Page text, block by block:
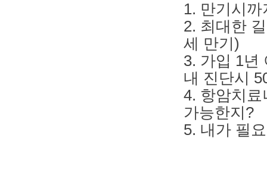
1. 만기시
2. 최대한
세 만기)
3. 가입 1년
내 진단시
4. 항암치
가능한지?
5. 내가 필